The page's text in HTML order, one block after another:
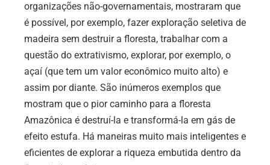
organizações não-governamentais, mostraram que
é possível, por exemplo, fazer exploração seletiva de
madeira sem destruir a floresta, trabalhar com a
questão do extrativismo, explorar, por exemplo, o
açaí (que tem um valor econômico muito alto) e
assim por diante. São inúmeros exemplos que
mostram que o pior caminho para a floresta
Amazônica é destruí-la e transformá-la em gás de
efeito estufa. Há maneiras muito mais inteligentes e
eficientes de explorar a riqueza embutida dentro da